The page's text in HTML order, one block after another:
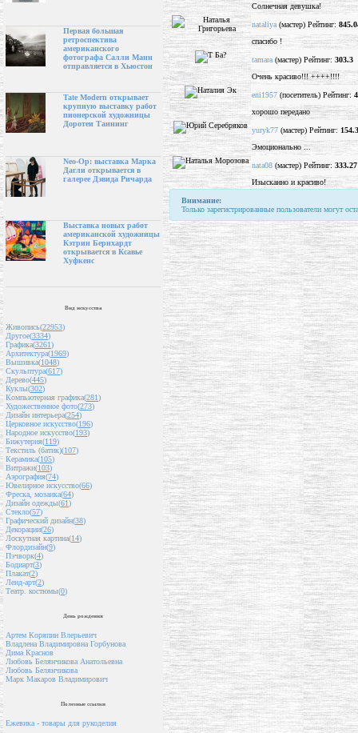
Первая большая
ретроспектива
американского
фотографа Салли Манн
отправляется в Хьюстон
Tate Modern открывает
крупную выставку работ
пионерской художницы
Доротеи Таннинг
Neo-Op: выставка Марка
Дагли открывается в
галерее Дэвида Ричарда
Выставка новых работ
американской художницы
Кэтрин Бернхардт
открывается в Ксавье
Хуфкенс
Вид искусства
Живопись(22953)
Другое(3334)
Графика(3261)
Архитектура(1969)
Вышивка(1048)
Скульптура(617)
Дерево(445)
Куклы(302)
Компьютерная графика(281)
Художественное фото(273)
Дизайн интерьера(254)
Церковное искусство(196)
Народное искусство(193)
Бижутерия(119)
Текстиль (батик)(107)
Керамика(105)
Витражи(103)
Аэрография(74)
Ювелирное искусство(66)
Фреска, мозаика(64)
Дизайн одежды(61)
Стекло(57)
Графический дизайн(38)
Декорации(26)
Лоскутная картина(14)
Флордизайн(9)
Пэчворк(4)
Бодиарт(3)
Плакат(2)
Ленд-арт(2)
Театр. костюмы(0)
День рождения
Артем Коряпин Влерьевич
Владлена Владимировна Горбунова
Дима Краснов
Любовь Белянчикова Анатольевна
Любовь Белянчикова
Марк Макаров Владимирович
Полезные ссылки
Ежевика - товары для рукоделия
Солнечная девушка!
nataliya (мастер) Рейтинг:
спасибо !
tamara (мастер) Рейтинг: 303.3
Очень красиво!!! ++++!!!!
eni1957 (посетитель) Рейтинг:
хорошо передано
yuryk77 (мастер) Рейтинг:
Эмоционально ...
nata08 (мастер) Рейтинг: 333.27
Изысканно и красиво!
Внимание:
Только зарегистрированные пользователи могут